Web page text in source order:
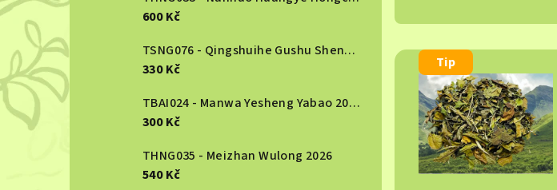
600 Kč
TSNG076 - Qingshuihe Gushu Shengcha 2024
330 Kč
TBAI024 - Manwa Yesheng Yabao 2025
300 Kč
THNG035 - Meizhan Wulong 2026
540 Kč
z
e
V
Tip